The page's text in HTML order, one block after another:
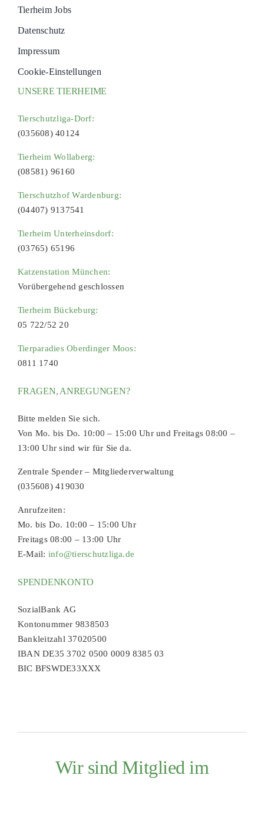
Tierheim Jobs
Datenschutz
Impressum
Cookie-Einstellungen
UNSERE TIERHEIME
Tierschutzliga-Dorf:
(035608) 40124
Tierheim Wollaberg:
(08581) 96160
Tierschutzhof Wardenburg:
(04407) 9137541
Tierheim Unterheinsdorf:
(03765) 65196
Katzenstation München:
Vorübergehend geschlossen
Tierheim Bückeburg:
05 722/52 20
Tierparadies Oberdinger Moos:
0811 1740
FRAGEN, ANREGUNGEN?
Bitte melden Sie sich.
Von Mo. bis Do. 10:00 – 15:00 Uhr und Freitags 08:00 –
13:00 Uhr sind wir für Sie da.
Zentrale Spender – Mitgliederverwaltung
(035608) 419030
Anrufzeiten:
Mo. bis Do. 10:00 – 15:00 Uhr
Freitags 08:00 – 13:00 Uhr
E-Mail: info@tierschutzliga.de
SPENDENKONTO
SozialBank AG
Kontonummer 9838503
Bankleitzahl 37020500
IBAN DE35 3702 0500 0009 8385 03
BIC BFSWDE33XXX
Wir sind Mitglied im